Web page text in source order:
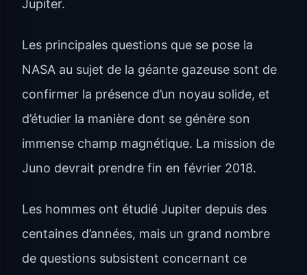
Jupiter.
Les principales questions que se pose la
NASA au sujet de la géante gazeuse sont de
confirmer la présence d’un noyau solide, et
d’étudier la manière dont se génère son
immense champ magnétique. La mission de
Juno devrait prendre fin en février 2018.
Les hommes ont étudié Jupiter depuis des
centaines d’années, mais un grand nombre
de questions subsistent concernant ce